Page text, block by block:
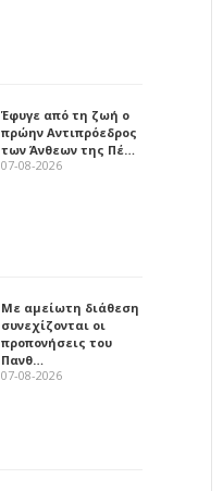
Έφυγε από τη ζωή ο
πρώην Αντιπρόεδρος
των Άνθεων της Πέ…
07-08-2026
Με αμείωτη διάθεση
συνεχίζονται οι
προπονήσεις του
Πανθ…
07-08-2026